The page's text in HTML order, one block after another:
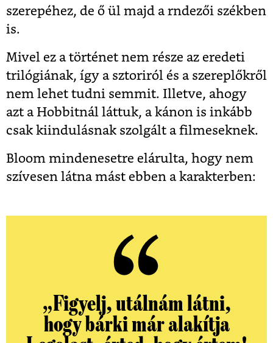
szerepéhez, de ő ül majd a rndezői székben
is.
Mivel ez a történet nem része az eredeti
trilógiának, így a sztoriról és a szereplőkről
nem lehet tudni semmit. Illetve, ahogy
azt a Hobbitnál láttuk, a kánon is inkább
csak kiindulásnak szolgált a filmeseknek.
Bloom mindenesetre elárulta, hogy nem
szívesen látna mást ebben a karakterben:
„Figyelj, utálnám látni,
hogy bárki már alakítja